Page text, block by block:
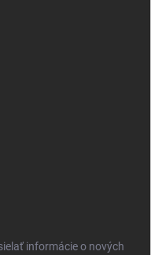
informácie o nových